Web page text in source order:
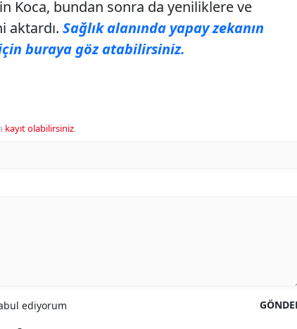
Koca, bundan sonra da yeniliklere ve
aktardı. Sağlık alanında yapay zekanın
buraya göz atabilirsiniz.
kayıt olabilirsiniz.
ediyorum